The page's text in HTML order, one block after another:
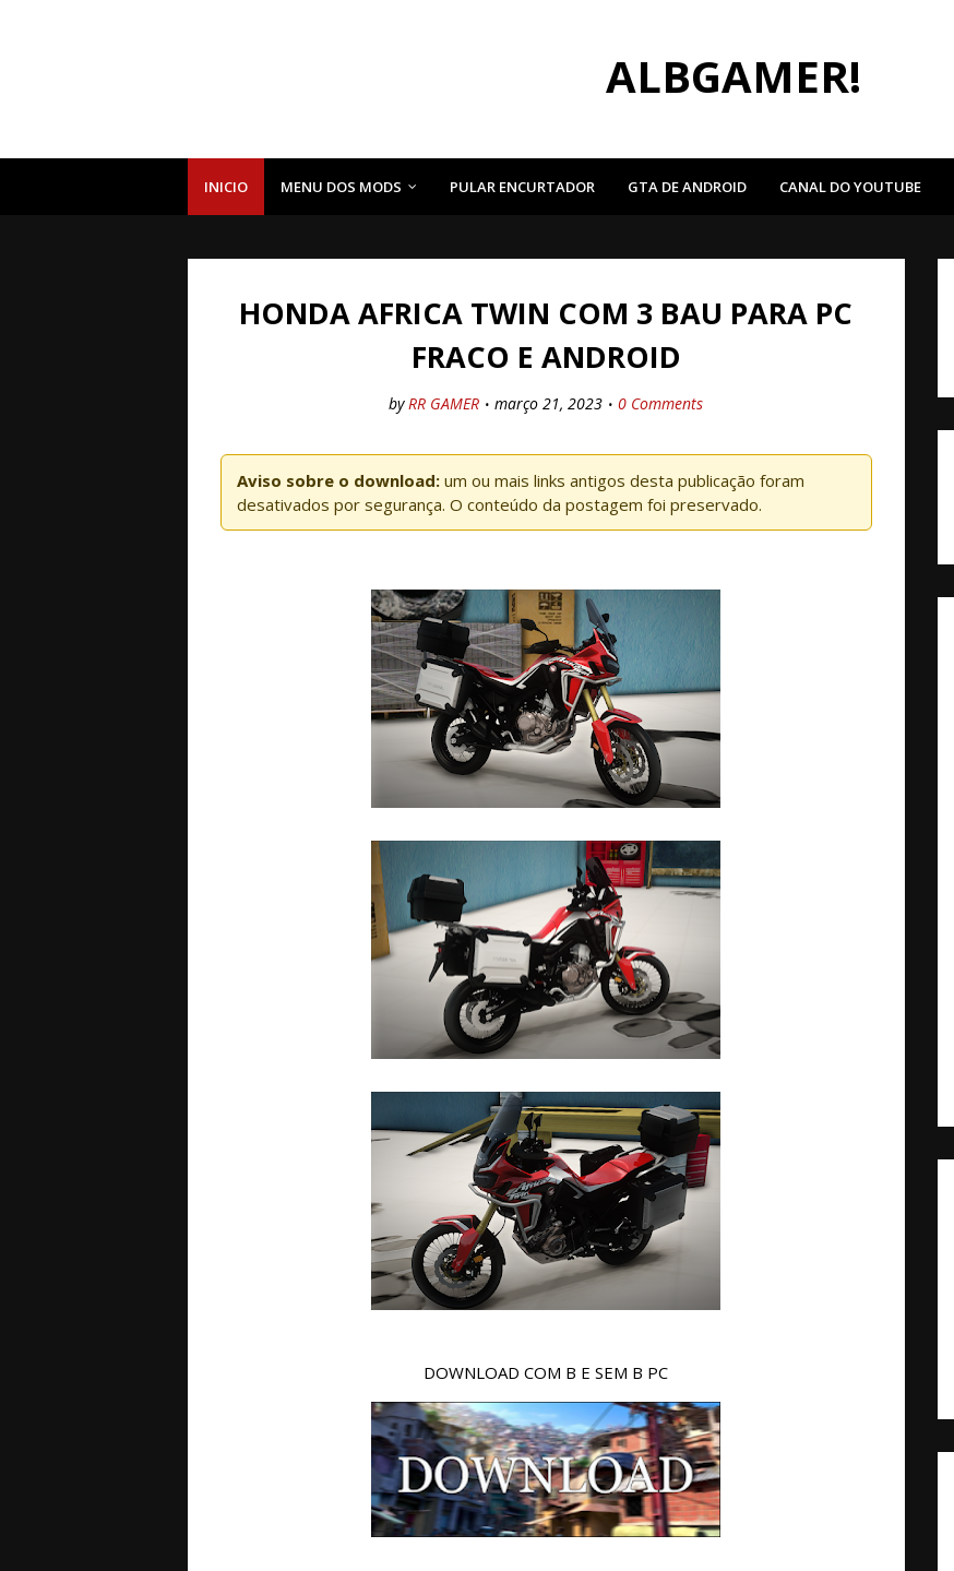
ALBGAMER!
INICIO MENU DOS MODS PULAR ENCURTADOR GTA DE ANDROID CANAL DO YOUTUBE
HONDA AFRICA TWIN COM 3 BAU PARA PC
FRACO E ANDROID
by RR GAMER março 21, 2023 0 Comments
Aviso sobre o download: um ou mais links antigos desta publicação foram
desativados por segurança. O conteúdo da postagem foi preservado.
DOWNLOAD COM B E SEM B PC